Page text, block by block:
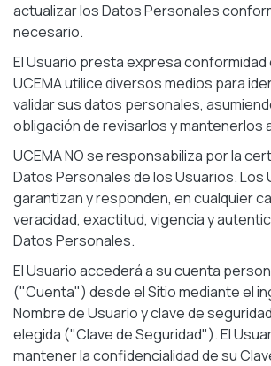
actualizar los Datos Personales
necesario.
El Usuario presta expresa conformidad
UCEMA utilice diversos medios para
validar sus datos personales,
obligación de revisarlos y mantenerlos
UCEMA NO se responsabiliza por la
Datos Personales de los Usuarios. Los
garantizan y responden, en cualquier
veracidad, exactitud, vigencia y
Datos Personales.
El Usuario accederá a su cuenta
("Cuenta") desde el Sitio mediante el
Nombre de Usuario y clave de
elegida ("Clave de Seguridad"). El
mantener la confidencialidad de su